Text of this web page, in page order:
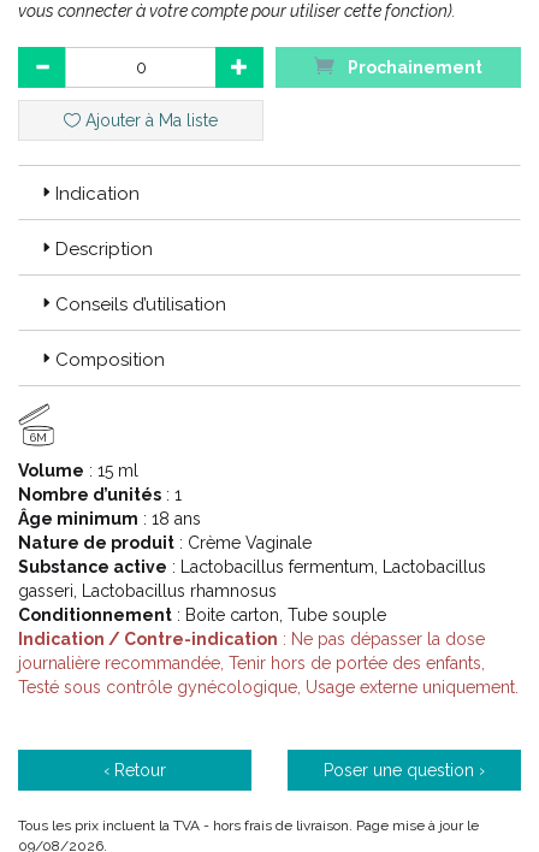
vous connecter à votre compte pour utiliser cette fonction).
Prochainement
Ajouter à Ma liste
Indication
Description
Conseils d’utilisation
Composition
6M
Volume : 15 ml
Nombre d’unités : 1
Âge minimum : 18 ans
Nature de produit : Crème Vaginale
Substance active : Lactobacillus fermentum, Lactobacillus
gasseri, Lactobacillus rhamnosus
Conditionnement : Boite carton, Tube souple
Indication / Contre-indication : Ne pas dépasser la dose
journalière recommandée, Tenir hors de portée des enfants,
Testé sous contrôle gynécologique, Usage externe uniquement.
‹ Retour Poser une question ›
Tous les prix incluent la TVA - hors frais de livraison. Page mise à jour le
09/08/2026.